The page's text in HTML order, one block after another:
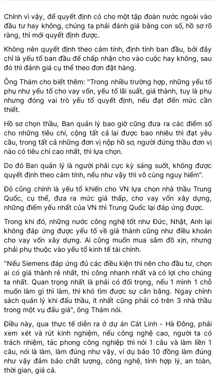
Chính vì vậy, để quyết định có cho một tập đoàn nước ngoài vào
đầu tư hay không, chúng ta phải đánh giá bằng con số, hồ sơ rõ
ràng, thì mới quyết định được.
Không nên quyết định theo cảm tính, định tính ban đầu, bởi đây
chỉ là yếu tố ban đầu để chấp nhận cho vào cuộc hay không, sau
đó thì đánh giá cụ thể theo đơn đặt hàng.
Ông Thám cho biết thêm: "Trong nhiều trường hợp, những yếu tố
phụ như yếu tố cho vay vốn, yếu tố lãi suất, giá thành, tuy là phụ
nhưng đóng vai trò yếu tố quyết định, nếu đạt đến mức cần
thiết.
Hồ sơ chọn thầu, Ban quản lý bao giờ cũng đưa ra các điểm số
cho những tiêu chí, cộng tất cả lại được bao nhiêu thì đạt yêu
cầu, trong tất cả những đơn vị nộp hồ sơ, người đứng thầu đơn vị
nào có tiêu chí cao nhất, thì lựa chọn.
Do đó Ban quản lý là người phải cực kỳ sáng suốt, không được
quyết định theo cảm tính, nếu như vậy thì vô cùng nguy hiểm".
Đó cũng chính là yếu tố khiến cho VN lựa chọn nhà thầu Trung
Quốc, cụ thể, đưa ra mức giá thấp, cho vay vốn xây dựng,
những điểm yếu nhất của VN thì Trung Quốc lại đáp ứng được.
Trong khi đó, những nước công nghệ tốt như Đức, Nhật, Anh lại
không đáp ứng được yếu tố về giá thành cũng như điều khoản
cho vay vốn xây dựng. Ai cũng muốn mua sắm đồ xịn, nhưng
phải phụ thuộc vào yếu tố kinh tế tài chính.
"Nếu Siemens đáp ứng đủ các điều kiện thì nên cho đầu tư, chọn
ai có giá thành rẻ nhất, thi công nhanh nhất và có lợi cho chúng
ta nhất. Quan trọng nhất là phải có đối trọng, nếu 1 mình 1 chỗ
muốn làm gì thì làm, thì khó tìm được sự cân bằng. Ngay chính
sách quản lý khi đấu thầu, ít nhất cũng phải có trên 3 nhà thầu
trong một vụ đấu giá", ông Thám nói.
Điều này, qua thực tế diễn ra ở dự án Cát Linh - Hà Đông, phải
xem xét và rút kinh nghiệm, nếu công nghệ cao, người ta có
trách nhiệm, tác phong công nghiệp thì nói 1 câu và làm liền 1
câu, nói là làm, làm đúng như vậy, ví dụ bảo 10 đồng làm đúng
như vậy đảm bảo chất lượng, công nghệ, tính hợp lý, an toàn,
thời gian, giá cả.